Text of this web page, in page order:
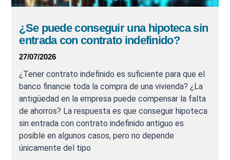
¿Se puede conseguir una hipoteca sin
entrada con contrato indefinido?
27/07/2026
¿Tener contrato indefinido es suficiente para que el
banco financie toda la compra de una vivienda? ¿La
antigüedad en la empresa puede compensar la falta
de ahorros? La respuesta es que conseguir hipoteca
sin entrada con contrato indefinido antiguo es
posible en algunos casos, pero no depende
únicamente del tipo